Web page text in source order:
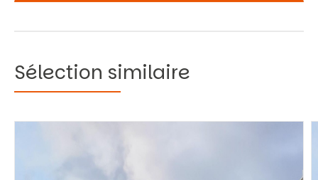
Sélection similaire